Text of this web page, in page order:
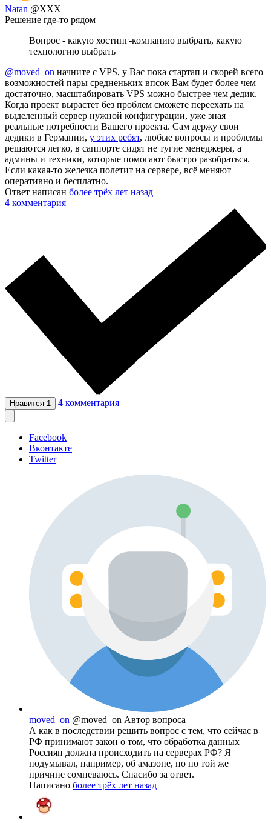
Natan @XXX
Решение где-то рядом
Вопрос - какую хостинг-компанию выбрать, какую
технологию выбрать
@moved_on начните с VPS, у Вас пока стартап и скорей всего
возможностей пары средненьких впсок Вам будет более чем
достаточно, масштабировать VPS можно быстрее чем дедик.
Когда проект вырастет без проблем сможете переехать на
выделенный сервер нужной конфигурации, уже зная
реальные потребности Вашего проекта. Сам держу свои
дедики в Германии, у этих ребят, любые вопросы и проблемы
решаются легко, в саппорте сидят не тугие менеджеры, а
админы и техники, которые помогают быстро разобраться.
Если какая-то железка полетит на сервере, всё меняют
оперативно и бесплатно.
Ответ написан более трёх лет назад
4 комментария
Нравится 1 4 комментария
Facebook
Вконтакте
Twitter
moved_on @moved_on Автор вопроса
А как в последствии решить вопрос с тем, что сейчас в
РФ принимают закон о том, что обработка данных
Россиян должна происходить на серверах РФ? Я
подумывал, например, об амазоне, но по той же
причине сомневаюсь. Спасибо за ответ.
Написано более трёх лет назад